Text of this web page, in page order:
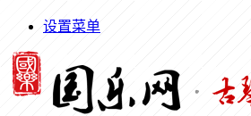
设置菜单